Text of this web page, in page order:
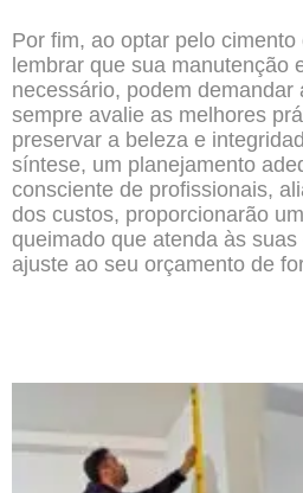
Por fim, ao optar pelo
lembrar que sua manutenção
necessário, podem demandar
sempre avalie as melhores
preservar a beleza e
síntese, um planejamento
consciente de profissionais,
dos custos, proporcionarão
queimado que atenda às
ajuste ao seu orçamento de